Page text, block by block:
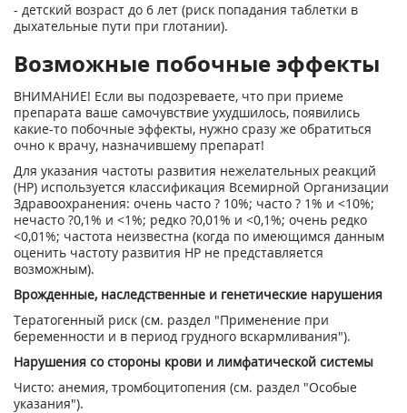
- детский возраст до 6 лет (риск попадания таблетки в
дыхательные пути при глотании).
Возможные побочные эффекты
ВНИМАНИЕ! Если вы подозреваете, что при приеме
препарата ваше самочувствие ухудшилось, появились
какие-то побочные эффекты, нужно сразу же обратиться
очно к врачу, назначившему препарат!
Для указания частоты развития нежелательных реакций
(HP) используется классификация Всемирной Организации
Здравоохранения: очень часто ? 10%; часто ? 1% и <10%;
нечасто ?0,1% и <1%; редко ?0,01% и <0,1%; очень редко
<0,01%; частота неизвестна (когда по имеющимся данным
оценить частоту развития HP не представляется
возможным).
Врожденные, наследственные и генетические нарушения
Тератогенный риск (см. раздел "Применение при
беременности и в период грудного вскармливания").
Нарушения со стороны крови и лимфатической системы
Чисто: анемия, тромбоцитопения (см. раздел "Особые
указания").